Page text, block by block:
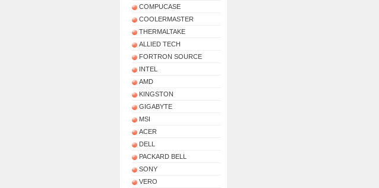
COMPUCASE
COOLERMASTER
THERMALTAKE
ALLIED TECH
FORTRON SOURCE
INTEL
AMD
KINGSTON
GIGABYTE
MSI
ACER
DELL
PACKARD BELL
SONY
VERO